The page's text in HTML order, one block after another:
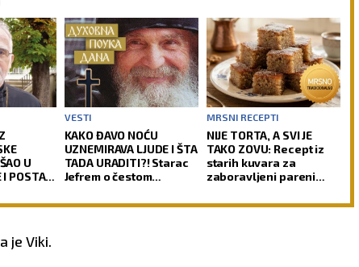
U
I POSTAO
VESTI
KAKO ĐAVO NOĆU
UZNEMIRAVA LJUDE I ŠTA
TADA URADITI?! Starac
Jefrem o čestom
im uteruje strah u kosti
MRSNI RECEPTI
NIJE TORTA, A SVI JE
TAKO ZOVU: Recept iz
starih kuvara za
zaboravljeni pareni
šerbetom
je Viki.